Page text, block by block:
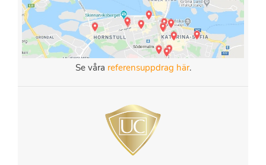
Se våra referensuppdrag här.